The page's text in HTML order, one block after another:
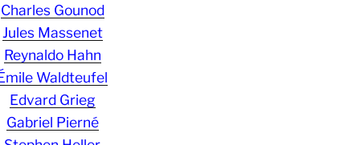
Charles Gounod
Jules Massenet
Reynaldo Hahn
Waldteufel
Edvard Grieg
Gabriel Pierné